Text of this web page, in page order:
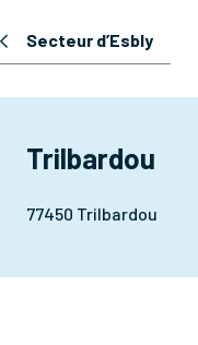
Secteur d’Esbly
Trilbardou
77450 Trilbardou